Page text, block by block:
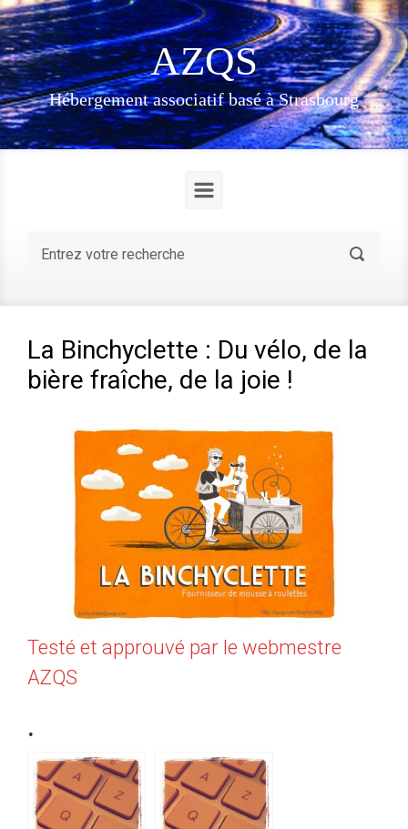
Skip to main content
AZQS
Hébergement associatif basé à Strasbourg
La Binchyclette : Du vélo, de la
bière fraîche, de la joie !
Testé et approuvé par le webmestre
AZQS
.